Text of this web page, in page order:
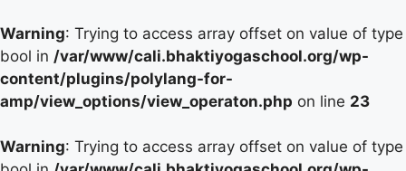
Warning: Trying to access array offset on value of type
bool in /var/www/cali.bhaktiyogaschool.org/wp-
content/plugins/polylang-for-
amp/view_options/view_operaton.php on line 23
Warning: Trying to access array offset on value of type